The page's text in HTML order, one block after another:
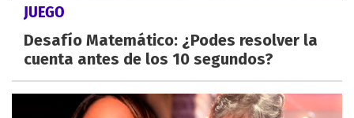
JUEGO
Desafío Matemático: ¿Podes resolver la
cuenta antes de los 10 segundos?